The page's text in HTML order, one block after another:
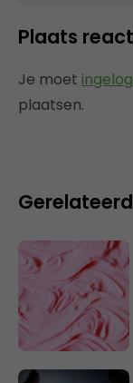
Plaats
Je moet
plaatsen.